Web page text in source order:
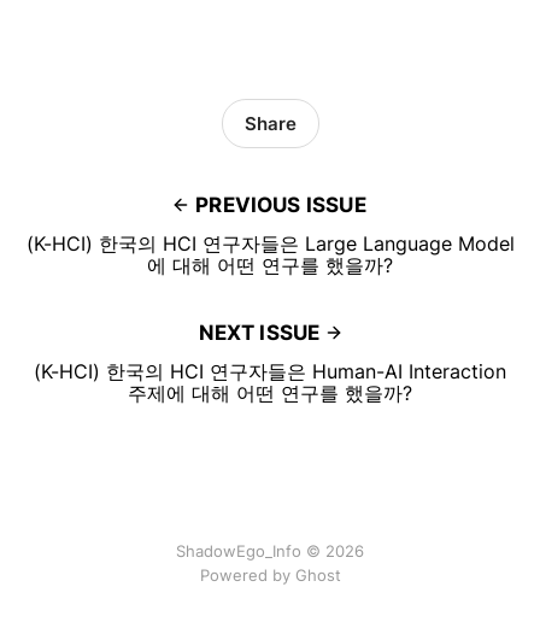
PREVIOUS ISSUE
(K-HCI) 한국의 HCI 연구자들은 Large Language Model
에 대해 어떤 연구를 했을까?
Share
NEXT ISSUE
(K-HCI) 한국의 HCI 연구자들은 Human-AI Interaction
주제에 대해 어떤 연구를 했을까?
ShadowEgo_Info © 2026
Powered by Ghost